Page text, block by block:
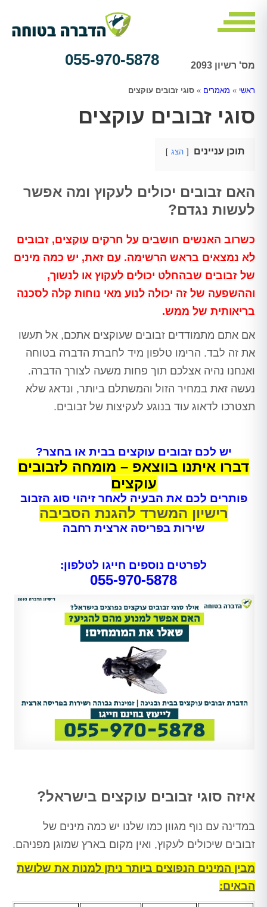
מס' רשיון 2093 055-970-5878
ראשי » מאמרים » סוגי זבובים עוקצים
סוגי זבובים עוקצים
תוכן עניינים הצג
האם זבובים יכולים לעקוץ ומה אפשר
לעשות נגדם?
כשרוב האנשים חושבים על חרקים עוקצים, זבובים
לא נמצאים בראש הרשימה. עם זאת, יש כמה מינים
של זבובים שבהחלט יכולים לעקוץ או לנשוך,
וההשפעה של זה יכולה לנוע מאי נוחות קלה לסכנה
בריאותית של ממש.
אם אתם מתמודדים זבובים שעוקצים אתכם, אל תעשו
את זה לבד. הרימו טלפון מיד לחברת הדברה בטוחה
ואנחנו נהיה אצלכם תוך פחות משעה לצורך הדברה.
נעשה זאת במחיר הזול והמשתלם ביותר, ונדאג שלא
תצטרכו לדאוג עוד בנוגע לעקיצות של זבובים.
יש לכם זבובים עוקצים בבית או בחצר?
דברו איתנו בווצאפ – מומחה לזבובים
עוקצים
פותרים לכם את הבעיה לאחר זיהוי סוג הזבוב
רישיון המשרד להגנת הסביבה
שירות בפריסה ארצית רחבה
לפרטים נוספים חייגו לטלפון:
055-970-5878
איזה סוגי זבובים עוקצים בישראל?
במדינה עם נוף מגוון כמו שלנו יש כמה מינים של
זבובים שיכולים לעקוץ, ואין מקום בארץ שמוגן מפניהם.
מבין המינים הנפוצים ביותר ניתן למנות את שלושת
הבאים: